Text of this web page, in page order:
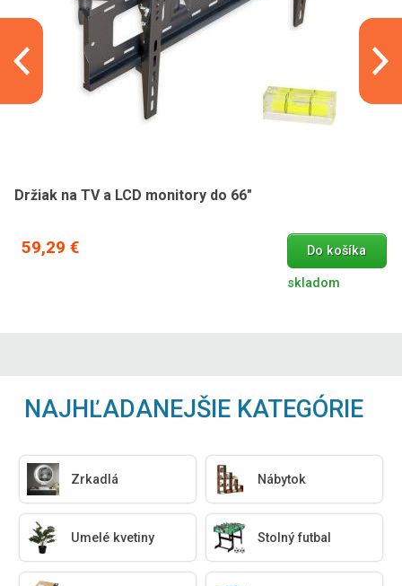
Držiak na TV a LCD monitory do 66"
59,29 € Do košíka
skladom
NAJHĽADANEJŠIE KATEGÓRIE
Zrkadlá Nábytok
Umelé kvetiny Stolný futbal